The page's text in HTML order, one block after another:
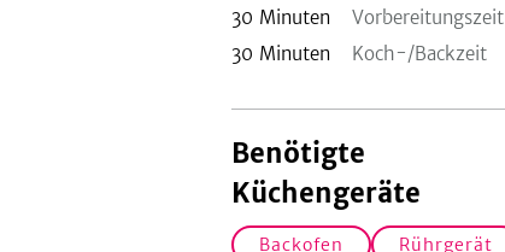
30 Minuten
Vorbereitungszeit
30 Minuten Koch-/Backzeit
Benötigte
Küchengeräte
Backofen
Rührgerät